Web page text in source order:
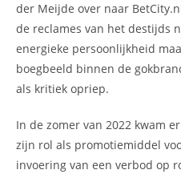
der Meijde over naar
de reclames van het destijds
energieke persoonlijkheid
boegbeeld binnen de
als kritiek opriep.
In de zomer van 2022 kwam
zijn rol als promotiemiddel
invoering van een verbod op